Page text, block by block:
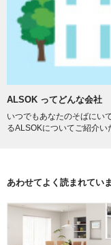
ALSOK ってどんな会社
いつでもあなたのそばにい
るALSOKについてご紹介い
あわせてよく読まれてい